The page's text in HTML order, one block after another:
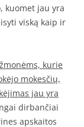
kuomet jau yra
viską kaip ir
kurie
mokesčių,
jau yra
dirbančiai
apskaitos